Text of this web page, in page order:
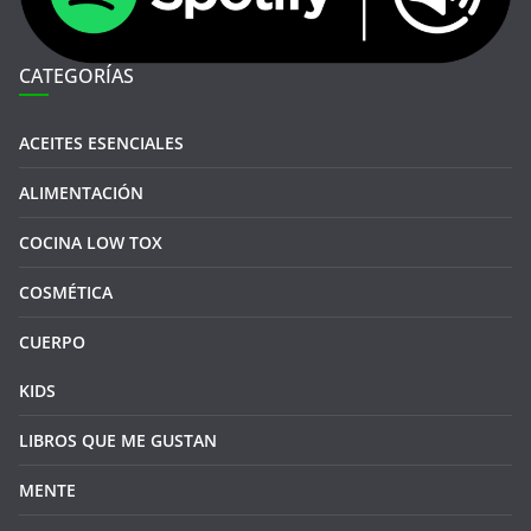
CATEGORÍAS
ACEITES ESENCIALES
ALIMENTACIÓN
COCINA LOW TOX
COSMÉTICA
CUERPO
KIDS
LIBROS QUE ME GUSTAN
MENTE